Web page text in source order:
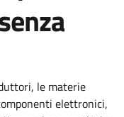
le materie
elettronici,